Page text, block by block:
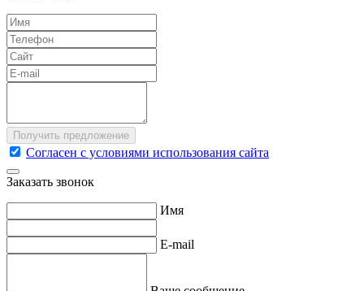
Согласен с условиями использования сайта
Заказать звонок
Имя
E-mail